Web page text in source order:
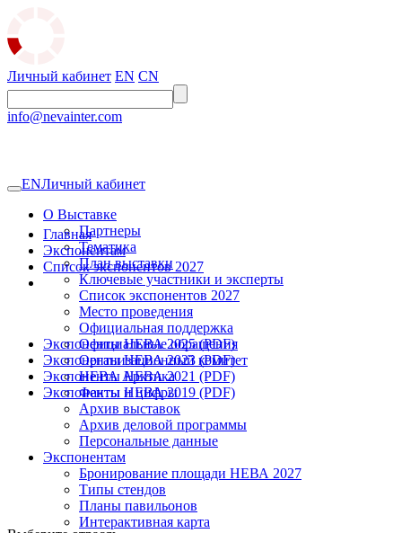
Личный кабинет EN CN
info@nevainter.com
ENЛичный кабинет
О Выставке
Партнеры
Тематика
План выставки
Ключевые участники и эксперты
Список экспонентов 2027
Место проведения
Официальная поддержка
Официальные обращения
Организационный комитет
НЕВА Арктика
Факты и цифры
Архив выставок
Архив деловой программы
Персональные данные
Экспонентам
Бронирование площади НЕВА 2027
Типы стендов
Планы павильонов
Интерактивная карта
Главная
Экспонентам
Список экспонентов 2027
Экспоненты НЕВА 2025 (PDF)
Экспоненты НЕВА 2023 (PDF)
Экспоненты НЕВА 2021 (PDF)
Экспоненты НЕВА 2019 (PDF)